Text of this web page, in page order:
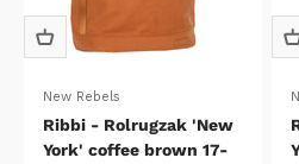
New Rebels
Ribbi - Rolrugzak 'New
York' coffee brown 17-